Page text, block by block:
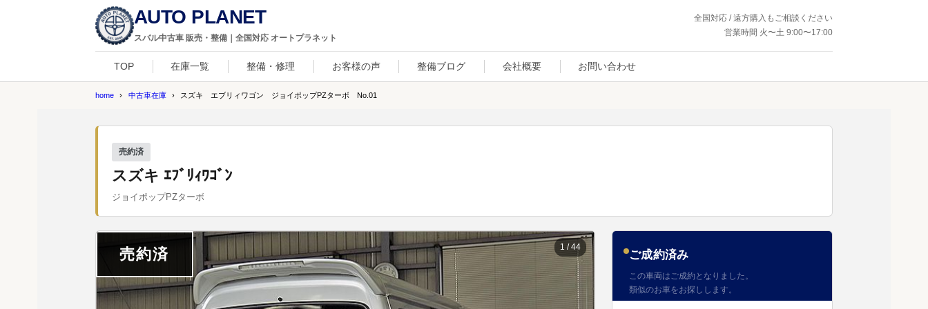
AUTO PLANET
スバル中古車 販売・整備｜全国対応 オートプラネット
全国対応 / 遠方購入もご相談ください
営業時間 火〜土 9:00〜17:00
TOP 在庫一覧 整備・修理 お客様の声 整備ブログ 会社概要 お問い合わせ
home 中古車在庫 スズキ エブリィワゴン ジョイポップPZターボ No.01
売約済
スズキ ｴﾌﾞﾘｨﾜｺﾞﾝ
ジョイポップPZターボ
売約済 1 /44
ご成約済み
この車両はご成約となりました。
類似のお車をお探しします。